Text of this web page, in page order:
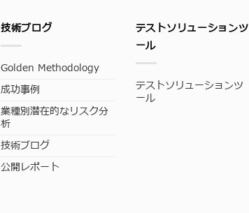
技術ブログ
Golden Methodology
成功事例
業種別潜在的なリスク分
析
技術ブログ
公開レポート
テストソリューションツ
ール
テストソリューションツ
ール